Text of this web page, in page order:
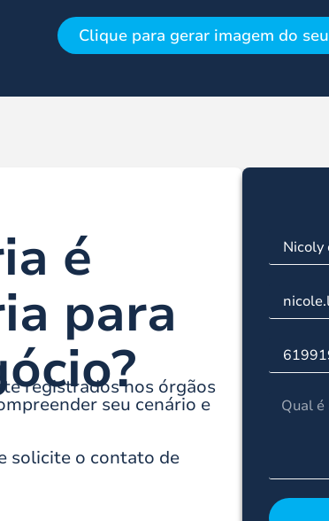
Clique para gerar imagem do
é
para
registrados nos órgãos
seu cenário e
solicite o contato de